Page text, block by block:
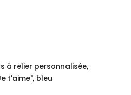
à relier personnalisée,
t'aime", bleu